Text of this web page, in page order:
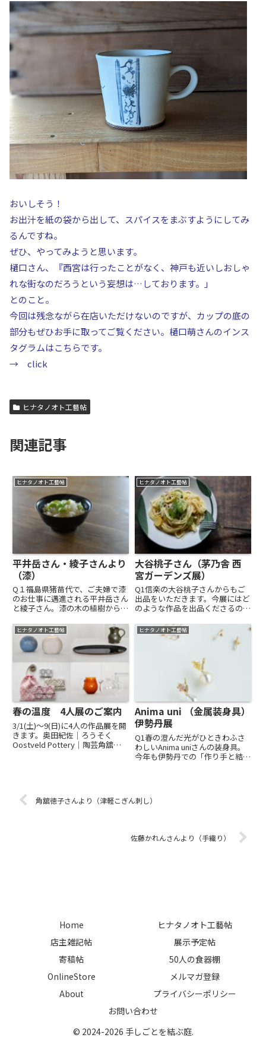
おいしそう！
お出汁を紙の袋から出して、スパイスをまぶすようにしてみ
るんですね。
ぜひ、やってみようと思います。
樋口さん、『西宮は行ったことがなく、 神戸も近いしおしゃ
れな街なのだろうという妄想は… しております。」
とのこと。
今回は残念ながら在店いただけないのですが、カップの底の
部分もぜひお手に取ってご覧ください。 樋口萌さんのインス
タグラムはこちらです。
→ click
ヒナタノオト工藝帖
関連記事
ヒナタノオト工藝帖
平井岳さん・綾子さんより
（漆）
Q１福島県猪苗代で、ご夫婦で漆
のお仕事に邁進される平井岳さん
と綾子さん。漆の木の植樹から、
「漆尽くし」！な日々のお二人で
す。昨年に続き、今展にも出展い
ただきますが、どのような作品を
お出しくださいますか？A１日々
の...
ヒナタノオト工藝帖
大谷桃子さん（茅乃舎 西
宮ガーデンズ展）
Q1信楽の大谷桃子さんからもご
出品をいただきます。今展にはど
のような作品を出品くださるので
葉8寸皿。自分で言うのもなんで
すが、、、私のうつわは、食べ物
が入るといい顔をします。一見ス
ンとしていても、食べ物を盛り
ヒナタノオト工藝帖
春の温度 4人展のご案内
3/1(土)〜9(日)に4人の作品展を開
きます。奥田紀佐｜ろうそく
Oostveld Pottery｜陶芸角舘徳
進化を皆様...
ヒナタノオト工藝帖
Anima uni （金属装身具）
伊勢丹展
Q1春の澄んだ光がひときわふさ
わしいAnima uniさんの装身具。
今年も伊勢丹での「作り手と結ぶ
エリー、春めいたやわら...
角舘徳子さんより（津軽こぎん刺し）
佐藤かれんさんより（手織り）
Home
ヒナタノオト工藝帖
店主雑記帖
展示予定帖
寄稿帖
50人の食器棚
OnlineStore
メルマガ登録
About
プライバシーポリシー
お問い合わせ
© 2024-2026 手しごとを結ぶ庭.